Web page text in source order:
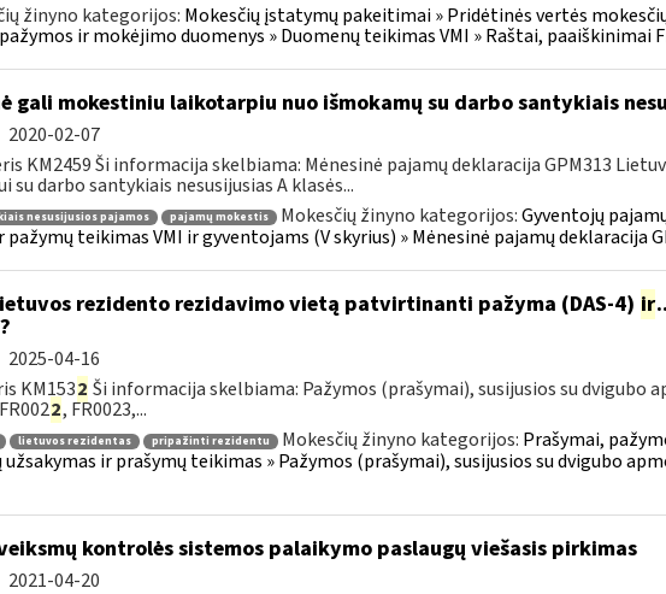
žinyno kategorijos: Mokesčių įstatymų pakeitimai » Pridėtinės vertės
ir mokėjimo duomenys » Duomenų teikimas VMI » Raštai, paaiškinimai
gali mokestiniu laikotarpiu nuo išmokamų su darbo santykiais
2020-02-07
KM2459 Ši informacija skelbiama: Mėnesinė pajamų deklaracija GPM313
darbo santykiais nesusijusias A klasės...
nesusijusios pajamos pajamų mokestis Mokesčių žinyno kategorijos:Gyventojų
teikimas VMI ir gyventojams (V skyrius) » Mėnesinė pajamų deklaracija
rezidento rezidavimo vietą patvirtinanti pažyma (DAS-4) ir
?
2025-04-16
KM1532 Ši informacija skelbiama: Pažymos (prašymai), susijusios su dvigubo
2, FR0023,...
lietuvos rezidentas pripažinti rezidentu Mokesčių žinyno kategorijos: Prašymai,
užsakymas ir prašymų teikimas » Pažymos (prašymai), susijusios su dvigubo
kontrolės sistemos palaikymo paslaugų viešasis pirkimas
2021-04-20